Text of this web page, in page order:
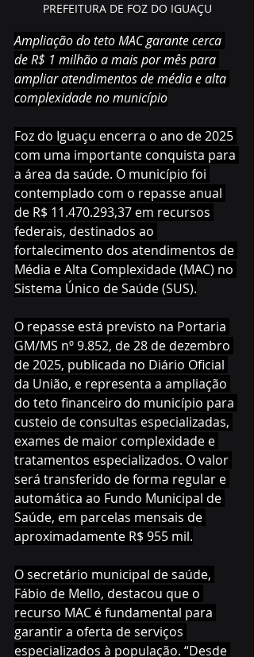
PREFEITURA DE FOZ DO IGUAÇU
Ampliação do teto MAC garante cerca
de R$ 1 milhão a mais por mês para
ampliar atendimentos de média e alta
complexidade no município
Foz do Iguaçu encerra o ano de 2025
com uma importante conquista para
a área da saúde. O município foi
contemplado com o repasse anual
de R$ 11.470.293,37 em recursos
federais, destinados ao
fortalecimento dos atendimentos de
Média e Alta Complexidade (MAC) no
Sistema Único de Saúde (SUS).
O repasse está previsto na Portaria
GM/MS nº 9.852, de 28 de dezembro
de 2025, publicada no Diário Oficial
da União, e representa a ampliação
do teto financeiro do município para
custeio de consultas especializadas,
exames de maior complexidade e
tratamentos especializados. O valor
será transferido de forma regular e
automática ao Fundo Municipal de
Saúde, em parcelas mensais de
aproximadamente R$ 955 mil.
O secretário municipal de saúde,
Fábio de Mello, destacou que o
recurso MAC é fundamental para
garantir a oferta de serviços
especializados à população. “Desde